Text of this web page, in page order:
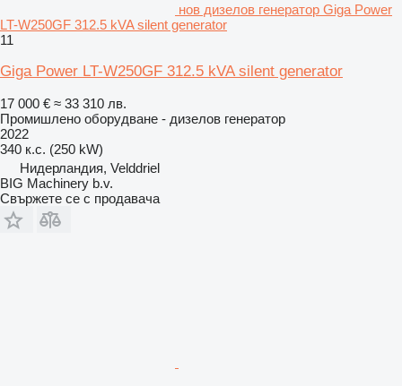
нов дизелов генератор Giga Power
LT-W250GF 312.5 kVA silent generator
11
Giga Power LT-W250GF 312.5 kVA silent generator
17 000 € ≈ 33 310 лв.
Промишлено оборудване - дизелов генератор
2022
340 к.с. (250 kW)
Нидерландия, Velddriel
BIG Machinery b.v.
Свържете се с продавача